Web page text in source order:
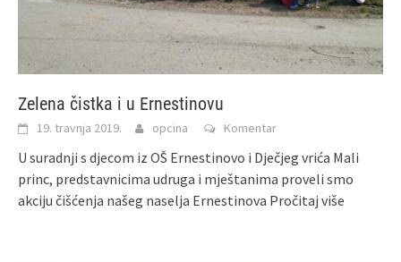
Zelena čistka i u Ernestinovu
19. travnja 2019. opcina Komentar
U suradnji s djecom iz OŠ Ernestinovo i Dječjeg vrića Mali
princ, predstavnicima udruga i mještanima proveli smo
akciju čišćenja našeg naselja Ernestinova Pročitaj više